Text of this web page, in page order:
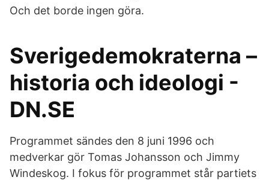
Och det borde ingen göra.
Sverigedemokraterna –
historia och ideologi -
DN.SE
Programmet sändes den 8 juni 1996 och
medverkar gör Tomas Johansson och Jimmy
Windeskog. I fokus för programmet står partiets